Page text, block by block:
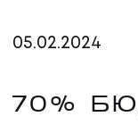
05.02.2024
70%